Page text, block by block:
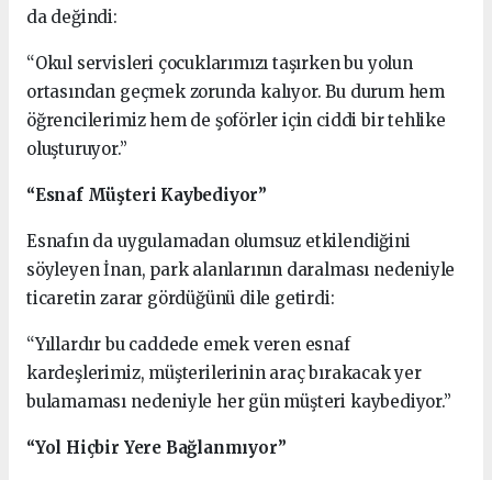
da değindi:
“Okul servisleri çocuklarımızı taşırken bu yolun
ortasından geçmek zorunda kalıyor. Bu durum hem
öğrencilerimiz hem de şoförler için ciddi bir tehlike
oluşturuyor.”
“Esnaf Müşteri Kaybediyor”
Esnafın da uygulamadan olumsuz etkilendiğini
söyleyen İnan, park alanlarının daralması nedeniyle
ticaretin zarar gördüğünü dile getirdi:
“Yıllardır bu caddede emek veren esnaf
kardeşlerimiz, müşterilerinin araç bırakacak yer
bulamaması nedeniyle her gün müşteri kaybediyor.”
“Yol Hiçbir Yere Bağlanmıyor”